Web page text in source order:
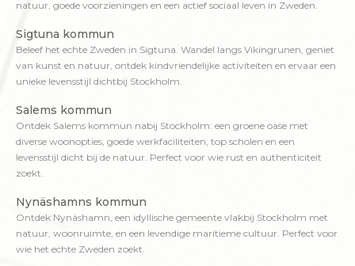
natuur, goede voorzieningen en een actief sociaal leven in Zweden.
Sigtuna kommun
Beleef het echte Zweden in Sigtuna. Wandel langs Vikingrunen, geniet
van kunst en natuur, ontdek kindvriendelijke activiteiten en ervaar een
unieke levensstijl dichtbij Stockholm.
Salems kommun
Ontdek Salems kommun nabij Stockholm: een groene oase met
diverse woonopties, goede werkfaciliteiten, top scholen en een
levensstijl dicht bij de natuur. Perfect voor wie rust en authenticiteit
zoekt.
Nynäshamns kommun
Ontdek Nynäshamn, een idyllische gemeente vlakbij Stockholm met
natuur, woonruimte, en een levendige maritieme cultuur. Perfect voor
wie het echte Zweden zoekt.